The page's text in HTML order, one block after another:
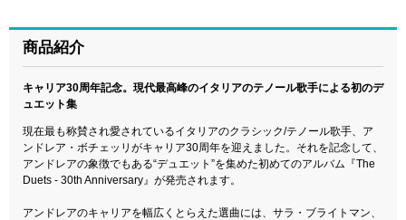
商品紹介
キャリア30周年記念。現代最高峰のイタリアのテノール歌手による初のデ
ュエット集
現在最も称賛され愛されているイタリアのクラシック/テノール歌手、ア
ンドレア・ボチェッリがキャリア30周年を迎えました。それを記念して、
アンドレアの象徴でもある“デュエット”を集めた初めてのアルバム『The
Duets - 30th Anniversary』が発売されます。
アンドレアのキャリアを幅広くとらえた選曲には、サラ・ブライトマン、